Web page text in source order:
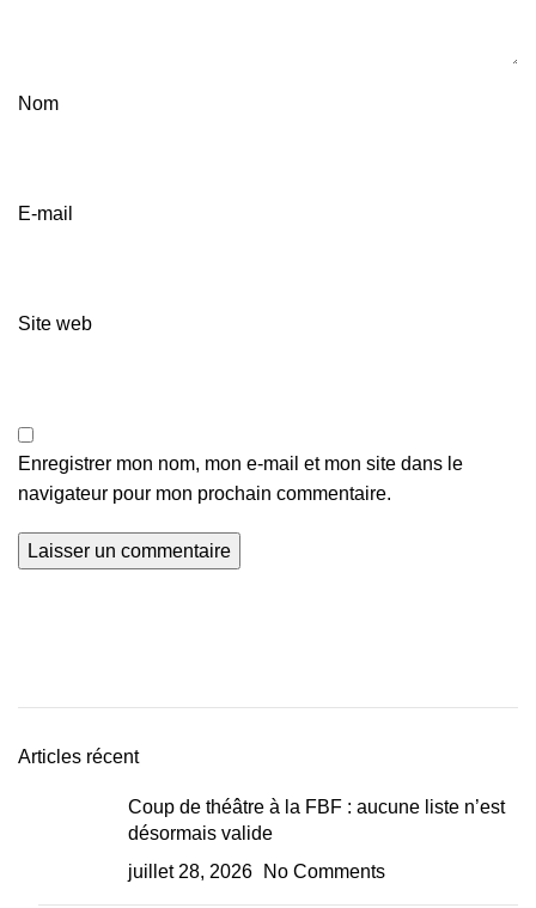
Nom
E-mail
Site web
Enregistrer mon nom, mon e-mail et mon site dans le
navigateur pour mon prochain commentaire.
Articles récent
Coup de théâtre à la FBF : aucune liste n’est
désormais valide
juillet 28, 2026
No Comments